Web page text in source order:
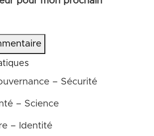
– Sécurité
– Science
– Identité